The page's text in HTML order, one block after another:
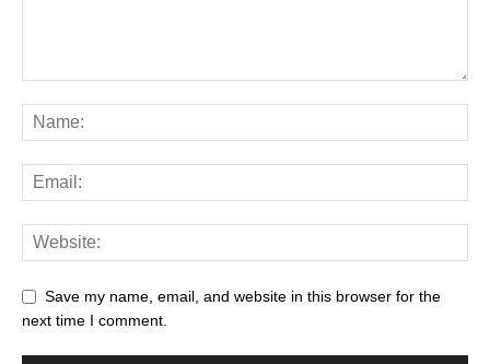
Save my name, email, and website in this browser for the
next time I comment.